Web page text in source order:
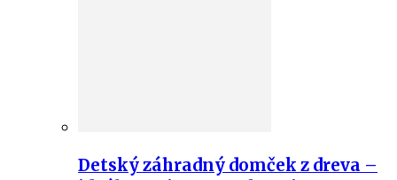
Detský záhradný domček z dreva –